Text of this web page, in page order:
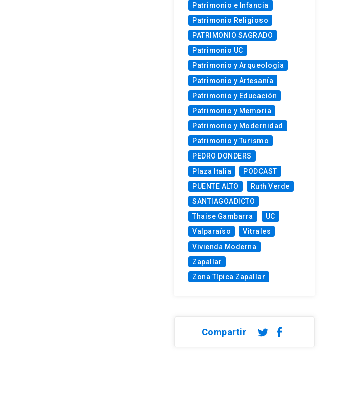
Patrimonio e Infancia
Patrimonio Religioso
PATRIMONIO SAGRADO
Patrimonio UC
Patrimonio y Arqueología
Patrimonio y Artesanía
Patrimonio y Educación
Patrimonio y Memoria
Patrimonio y Modernidad
Patrimonio y Turismo
PEDRO DONDERS
Plaza Italia
PODCAST
PUENTE ALTO
Ruth Verde
SANTIAGOADICTO
Thaise Gambarra
UC
Valparaíso
Vitrales
Vivienda Moderna
Zapallar
Zona Típica Zapallar
Compartir